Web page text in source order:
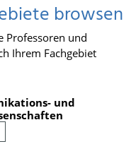
browsen
Professoren und
Ihrem Fachgebiet
und